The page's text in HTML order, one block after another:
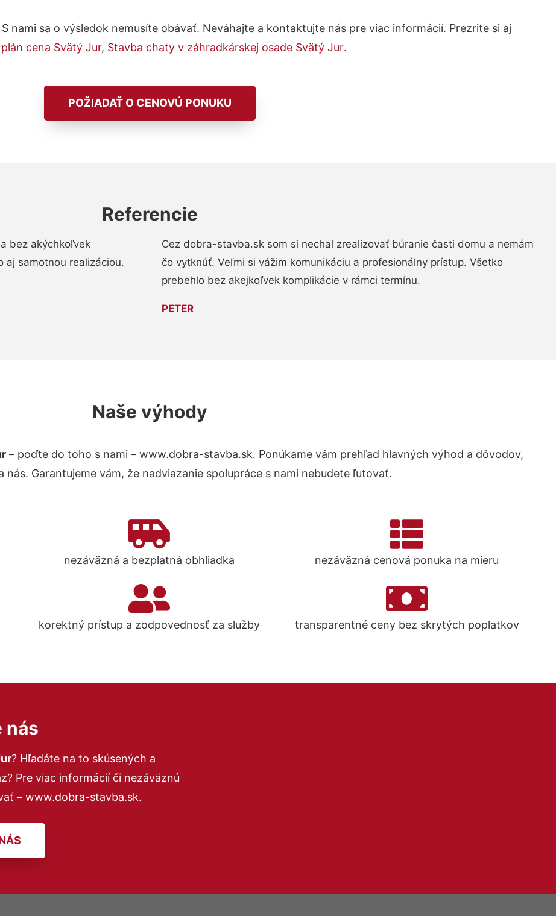
S nami sa o výsledok nemusíte obávať. Neváhajte a kontaktujte nás pre viac informácií. Prezrite si aj
cena Svätý Jur, Stavba chaty v záhradkárskej osade Svätý Jur.
POŽIADAŤ O CENOVÚ PONUKU
Referencie
bez akýchkoľvek
aj samotnou realizáciou.
Cez dobra-stavba.sk som si nechal zrealizovať búranie časti domu a nemám
čo vytknúť. Veľmi si vážim komunikáciu a profesionálny prístup. Všetko
prebehlo bez akejkoľvek komplikácie v rámci termínu.
PETER
Naše výhody
– poďte do toho s nami – www.dobra-stavba.sk. Ponúkame vám prehľad hlavných výhod a dôvodov,
nás. Garantujeme vám, že nadviazanie spolupráce s nami nebudete ľutovať.
nezáväzná a bezplatná obhliadka nezáväzná cenová ponuka na mieru
korektný prístup a zodpovednosť za služby transparentné ceny bez skrytých poplatkov
nás
? Hľadáte na to skúsených a
Pre viac informácií či nezáväznú
– www.dobra-stavba.sk.